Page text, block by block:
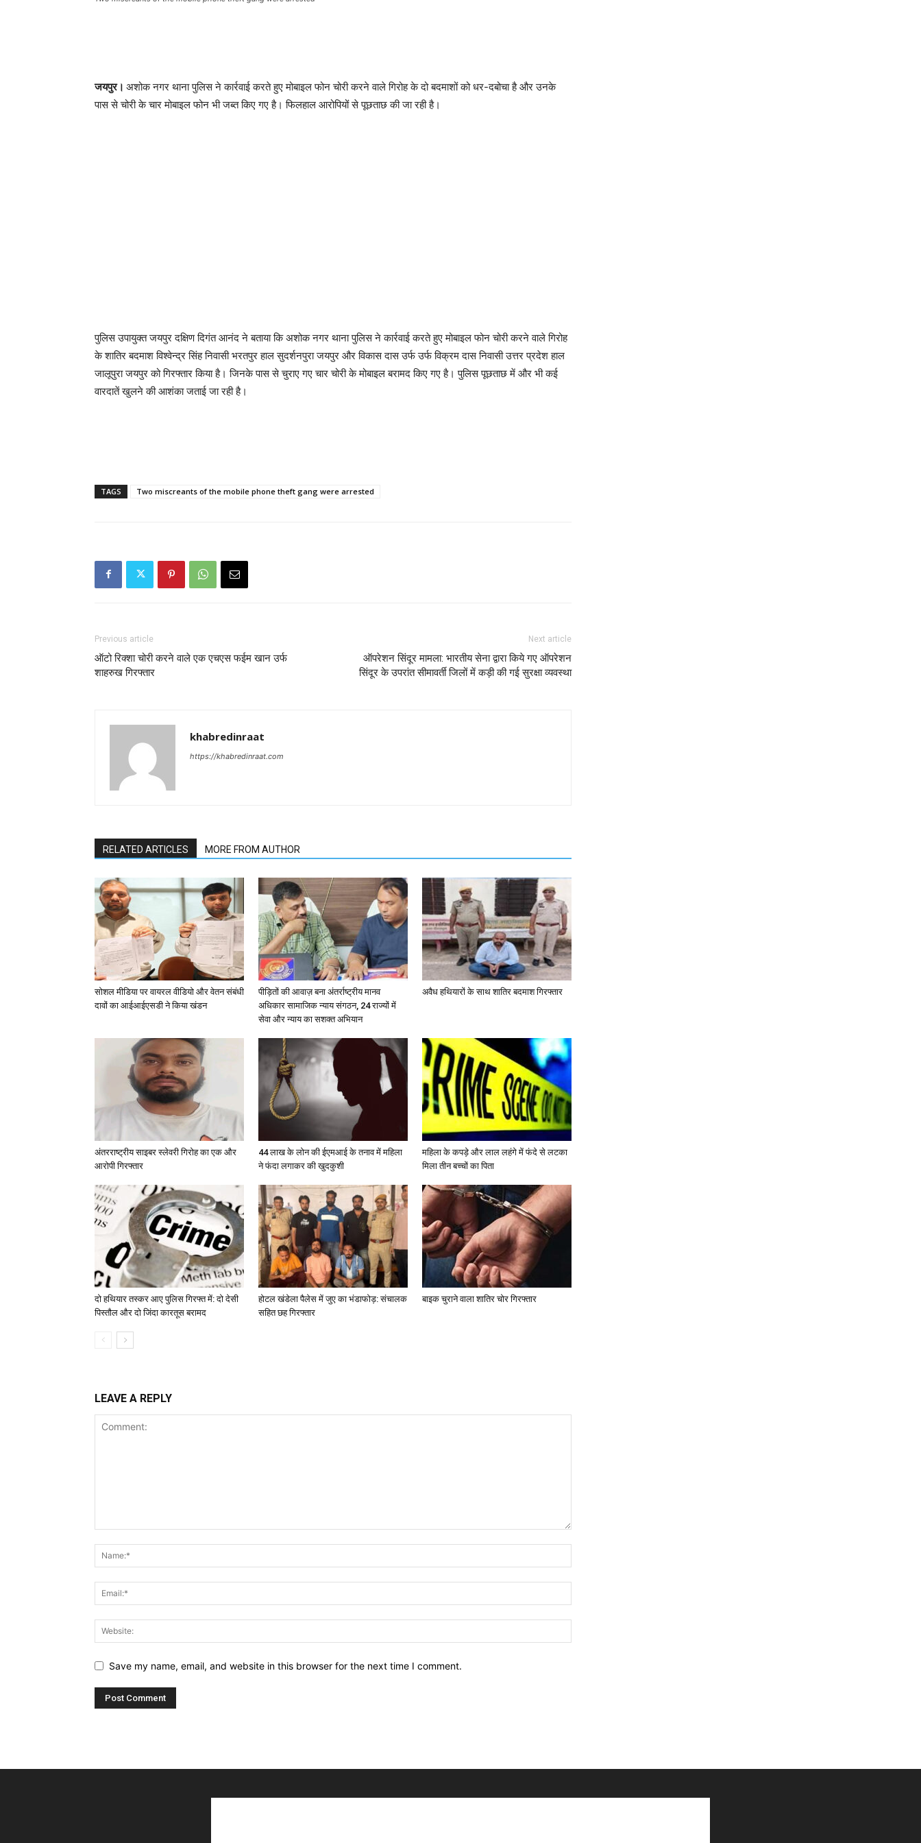
जयपुर। अशोक नगर थाना पुलिस ने कार्रवाई करते हुए मोबाइल फोन चोरी करने वाले गिरोह के दो बदमाशों को धर-दबोचा है और उनके
पास से चोरी के चार मोबाइल फोन भी जब्त किए गए है। फिलहाल आरोपियों से पूछताछ की जा रही है।
पुलिस उपायुक्त जयपुर दक्षिण दिगंत आनंद ने बताया कि अशोक नगर थाना पुलिस ने कार्रवाई करते हुए मोबाइल फोन चोरी करने वाले गिरोह
के शातिर बदमाश विश्वेन्द्र सिंह निवासी भरतपुर हाल सुदर्शनपुरा जयपुर और विकास दास उर्फ उर्फ विक्रम दास निवासी उत्तर प्रदेश हाल
जालूपुरा जयपुर को गिरफ्तार किया है। जिनके पास से चुराए गए चार चोरी के मोबाइल बरामद किए गए है। पुलिस पूछताछ में और भी कई
वारदातें खुलने की आशंका जताई जा रही है।
TAGS Two miscreants of the mobile phone theft gang were arrested
Previous article
ऑटो रिक्शा चोरी करने वाले एक एचएस फईम खान उर्फ
शाहरुख गिरफ्तार
Next article
ऑपरेशन सिंदूर मामला: भारतीय सेना द्वारा किये गए ऑपरेशन
सिंदूर के उपरांत सीमावर्ती जिलों में कड़ी की गई सुरक्षा व्यवस्था
khabredinraat
https://khabredinraat.com
RELATED ARTICLES MORE FROM AUTHOR
सोशल मीडिया पर वायरल वीडियो और वेतन संबंधी
दावों का आईआईएसडी ने किया खंडन
पीड़ितों की आवाज़ बना अंतर्राष्ट्रीय मानव
अधिकार सामाजिक न्याय संगठन, 24 राज्यों में
सेवा और न्याय का सशक्त अभियान
अवैध हथियारों के साथ शातिर बदमाश गिरफ्तार
अंतरराष्ट्रीय साइबर स्लेवरी गिरोह का एक और
आरोपी गिरफ्तार
44 लाख के लोन की ईएमआई के तनाव में महिला
ने फंदा लगाकर की खुदकुशी
महिला के कपड़े और लाल लहंगे में फंदे से लटका
मिला तीन बच्चों का पिता
दो हथियार तस्कर आए पुलिस गिरफ्त में: दो देसी
पिस्तौल और दो जिंदा कारतूस बरामद
होटल खंडेला पैलेस में जुए का भंडाफोड़: संचालक
सहित छह गिरफ्तार
बाइक चुराने वाला शातिर चोर गिरफ्तार
LEAVE A REPLY
Save my name, email, and website in this browser for the next time I comment.